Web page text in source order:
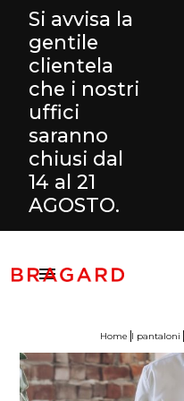
Si avvisa la
gentile
clientela
che i nostri
uffici
saranno
chiusi dal
14 al 21
AGOSTO.

& Gonne
Home I pantaloni